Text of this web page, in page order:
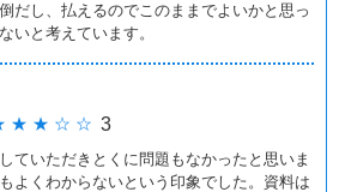
だし、払えるのでこのままでよいかと思っ
いと考えています。
★ ★ ☆ ☆ 3
ていただきとくに問題もなかったと思いま
よくわからないという印象でした。資料は